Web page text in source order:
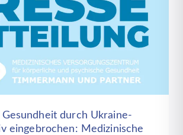
Gesundheit durch Ukraine-
eingebrochen: Medizinische